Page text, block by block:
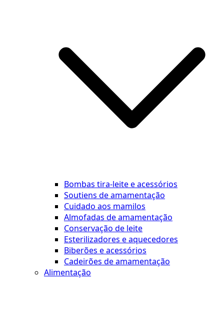
Bombas tira-leite e acessórios
Soutiens de amamentação
Cuidado aos mamilos
Almofadas de amamentação
Conservação de leite
Esterilizadores e aquecedores
Biberões e acessórios
Cadeirões de amamentação
Alimentação